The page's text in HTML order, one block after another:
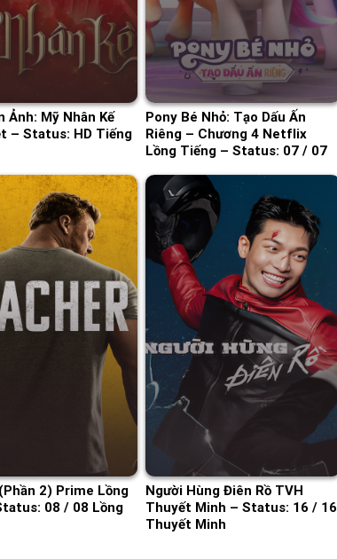
Ảnh: Mỹ Nhân Kế
– Status: HD Tiếng
Pony Bé Nhỏ: Tạo Dấu Ấn
Riêng – Chương 4 Netflix
Lồng Tiếng – Status: 07 / 07
2) Prime Lồng
08 / 08 Lồng
Người Hùng Điên Rồ TVH
Thuyết Minh – Status: 16 / 16
Thuyết Minh